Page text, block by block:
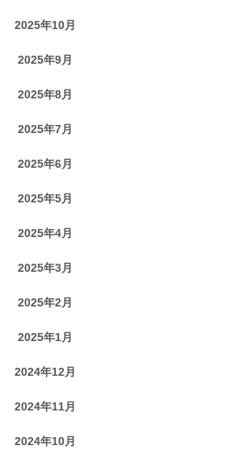
2025年10月
2025年9月
2025年8月
2025年7月
2025年6月
2025年5月
2025年4月
2025年3月
2025年2月
2025年1月
2024年12月
2024年11月
2024年10月